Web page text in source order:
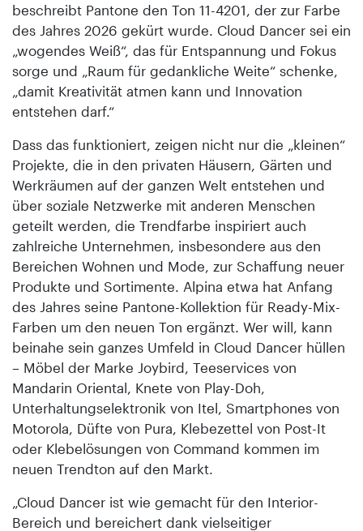
beschreibt Pantone den Ton 11-4201, der zur Farbe
des Jahres 2026 gekürt wurde. Cloud Dancer sei ein
„wogendes Weiß“, das für Entspannung und Fokus
sorge und „Raum für gedankliche Weite“ schenke,
„damit Kreativität atmen kann und Innovation
entstehen darf.“
Dass das funktioniert, zeigen nicht nur die „kleinen“
Projekte, die in den privaten Häusern, Gärten und
Werkräumen auf der ganzen Welt entstehen und
über soziale Netzwerke mit anderen Menschen
geteilt werden, die Trendfarbe inspiriert auch
zahlreiche Unternehmen, insbesondere aus den
Bereichen Wohnen und Mode, zur Schaffung neuer
Produkte und Sortimente. Alpina etwa hat Anfang
des Jahres seine Pantone-Kollektion für Ready-Mix-
Farben um den neuen Ton ergänzt. Wer will, kann
beinahe sein ganzes Umfeld in Cloud Dancer hüllen
– Möbel der Marke Joybird, Teeservices von
Mandarin Oriental, Knete von Play-Doh,
Unterhaltungselektronik von Itel, Smartphones von
Motorola, Düfte von Pura, Klebezettel von Post-It
oder Klebelösungen von Command kommen im
neuen Trendton auf den Markt.
„Cloud Dancer ist wie gemacht für den Interior-
Bereich und bereichert dank vielseitiger